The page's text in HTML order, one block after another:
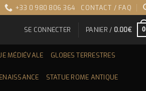
+33 0 980 806 364 CONTACT / FAQ
SE CONNECTER PANIER / 0.00€ 0
MÉDIÉVALE GLOBES TERRESTRES
STATUE ROME ANTIQUE